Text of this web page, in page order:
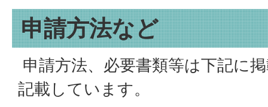
申請方法など
申請方法、必要書類等は下記に
記載しています。